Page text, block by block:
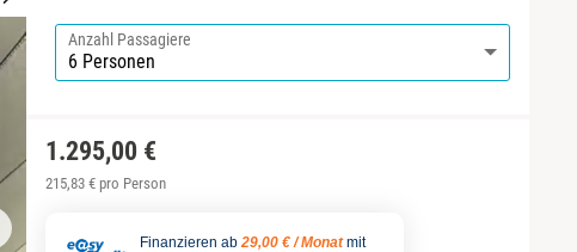
Anzahl Passagiere
1.295,00 €
215,83 € pro Person
Finanzieren ab 29,00 € / Monat mit